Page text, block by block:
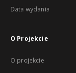
Data wydania
O Projekcie
O projekcie